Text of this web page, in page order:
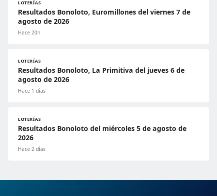
LOTERÍAS
Resultados Bonoloto, Euromillones del viernes 7 de
agosto de 2026
Hace 20h
LOTERÍAS
Resultados Bonoloto, La Primitiva del jueves 6 de
agosto de 2026
Hace 1 días
LOTERÍAS
Resultados Bonoloto del miércoles 5 de agosto de
2026
Hace 2 días